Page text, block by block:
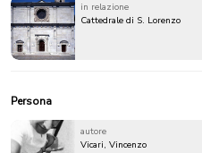
in relazione
Cattedrale di S. Lorenzo
Persona
autore
Vicari, Vincenzo